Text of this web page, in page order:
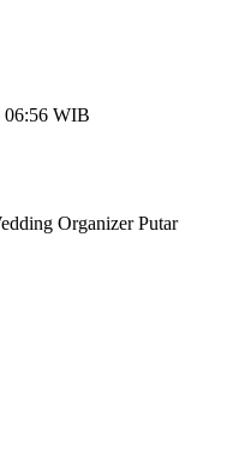
06:56 WIB
Organizer Putar